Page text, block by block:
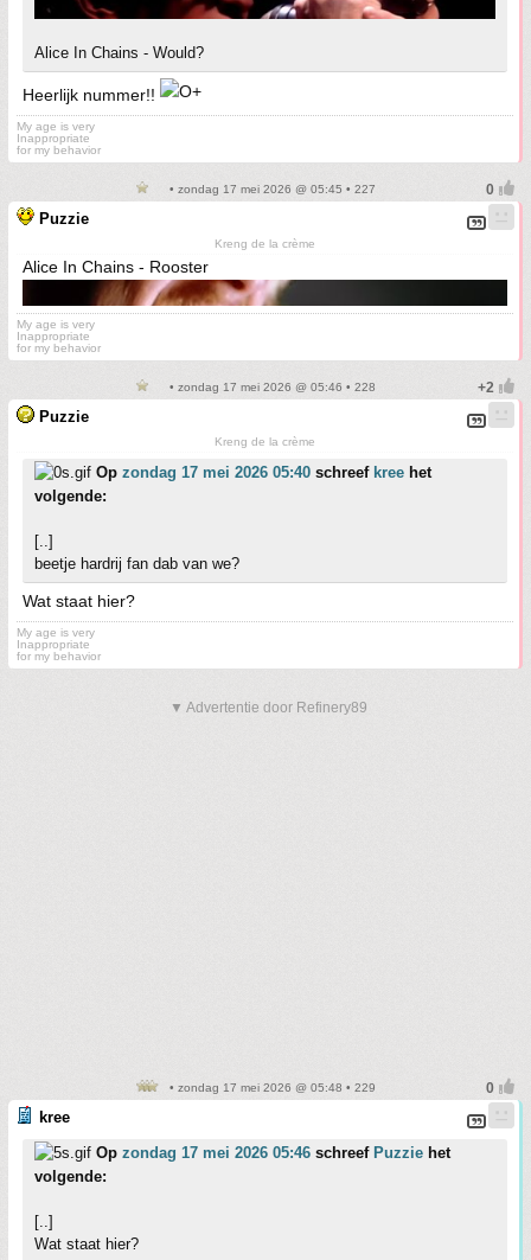
Alice In Chains - Would?
Heerlijk nummer!!
My age is very
Inappropriate
for my behavior
• zondag 17 mei 2026 @ 05:45 • 227
Puzzie
Kreng de la crème
Alice In Chains - Rooster
My age is very
Inappropriate
for my behavior
• zondag 17 mei 2026 @ 05:46 • 228
Puzzie
Kreng de la crème
Op zondag 17 mei 2026 05:40 schreef kree het
volgende:
[..]
beetje hardrij fan dab van we?
Wat staat hier?
My age is very
Inappropriate
for my behavior
▼ Advertentie door Refinery89
• zondag 17 mei 2026 @ 05:48 • 229
kree
Op zondag 17 mei 2026 05:46 schreef Puzzie het
volgende:
[..]
Wat staat hier?